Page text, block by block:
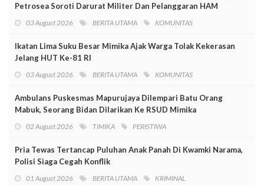
Petrosea Soroti Darurat Militer Dan Pelanggaran HAM
03 August 2026 BERITA UTAMA KOMUNITAS
Ikatan Lima Suku Besar Mimika Ajak Warga Tolak Kekerasan
Jelang HUT Ke-81 RI
03 August 2026 BERITA UTAMA KOMUNITAS
Ambulans Puskesmas Mapurujaya Dilempari Batu Orang
Mabuk, Seorang Bidan Dilarikan Ke RSUD Mimika
02 August 2026 TIMIKA PERISTIWA
Pria Tewas Tertancap Puluhan Anak Panah Di Kwamki Narama,
Polisi Siaga Cegah Konflik
01 August 2026 BERITA UTAMA KRIMINAL